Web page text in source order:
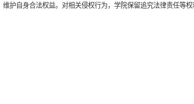
护自身合法权益。对相关侵权行为，学院保留追究法律责任等权